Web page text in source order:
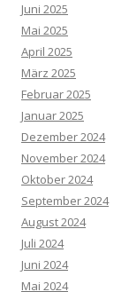
Juni 2025
Mai 2025
April 2025
März 2025
Februar 2025
Januar 2025
Dezember 2024
November 2024
Oktober 2024
September 2024
August 2024
Juli 2024
Juni 2024
Mai 2024